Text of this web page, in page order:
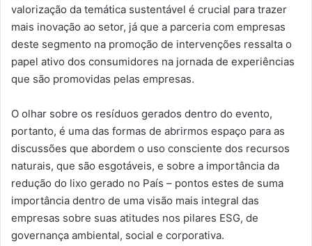
valorização da temática sustentável é crucial para trazer
mais inovação ao setor, já que a parceria com empresas
deste segmento na promoção de intervenções ressalta o
papel ativo dos consumidores na jornada de experiências
que são promovidas pelas empresas.
O olhar sobre os resíduos gerados dentro do evento,
portanto, é uma das formas de abrirmos espaço para as
discussões que abordem o uso consciente dos recursos
naturais, que são esgotáveis, e sobre a importância da
redução do lixo gerado no País – pontos estes de suma
importância dentro de uma visão mais integral das
empresas sobre suas atitudes nos pilares ESG, de
governança ambiental, social e corporativa.